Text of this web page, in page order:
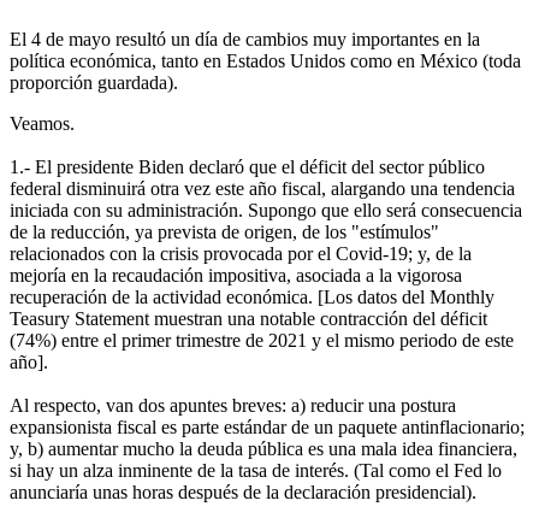
El 4 de mayo resultó un día de cambios muy importantes en la
política económica, tanto en Estados Unidos como en México (toda
proporción guardada).
Veamos.
1.- El presidente Biden declaró que el déficit del sector público
federal disminuirá otra vez este año fiscal, alargando una tendencia
iniciada con su administración. Supongo que ello será consecuencia
de la reducción, ya prevista de origen, de los "estímulos"
relacionados con la crisis provocada por el Covid-19; y, de la
mejoría en la recaudación impositiva, asociada a la vigorosa
recuperación de la actividad económica. [Los datos del Monthly
Teasury Statement muestran una notable contracción del déficit
(74%) entre el primer trimestre de 2021 y el mismo periodo de este
año].
Al respecto, van dos apuntes breves: a) reducir una postura
expansionista fiscal es parte estándar de un paquete antinflacionario;
y, b) aumentar mucho la deuda pública es una mala idea financiera,
si hay un alza inminente de la tasa de interés. (Tal como el Fed lo
anunciaría unas horas después de la declaración presidencial).